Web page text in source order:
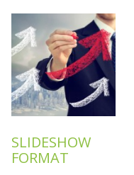
SLIDESHOW
FORMAT